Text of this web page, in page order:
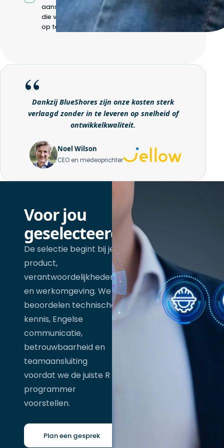
aansturing zonder
die volledig intern
op te bouwen
Dankzij BlueShores zijn onze kosten sterk
verlaagd zonder in te leveren op snelheid of
ontwikkelkwaliteit.
Noel Wilson
CEO en medeoprichter
Voor jou
geselecteerd
De selectie begint bij je
product,
verantwoordelijkheden
en werkomgeving. We
beoordelen technische
kennis, Engelse
communicatie,
betrouwbaarheid en
teamaansluiting
voordat we de juiste R
programmer
voorstellen.
Plan een gesprek